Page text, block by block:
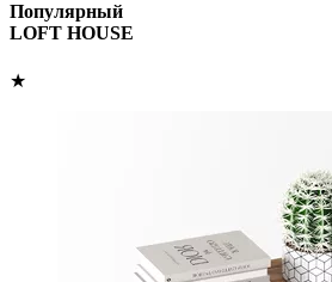
Популярный
LOFT HOUSE
★